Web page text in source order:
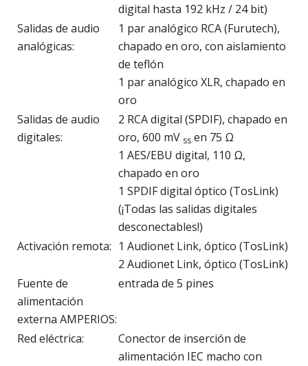
digital hasta 192 kHz / 24 bit)
Salidas de audio
analógicas:
1 par analógico RCA (Furutech),
chapado en oro, con aislamiento
de teflón
1 par analógico XLR, chapado en
oro
Salidas de audio
digitales:
2 RCA digital (SPDIF), chapado en
oro, 600 mV ss en 75 Ω
1 AES/EBU digital, 110 Ω,
chapado en oro
1 SPDIF digital óptico (TosLink)
(¡Todas las salidas digitales
desconectables!)
Activación remota: 1 Audionet Link, óptico (TosLink)
2 Audionet Link, óptico (TosLink)
Fuente de
alimentación
externa AMPERIOS:
entrada de 5 pines
Red eléctrica:
Conector de inserción de
alimentación IEC macho con